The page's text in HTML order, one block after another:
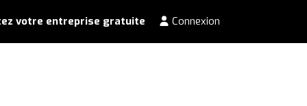
votre entreprise gratuite Connexion